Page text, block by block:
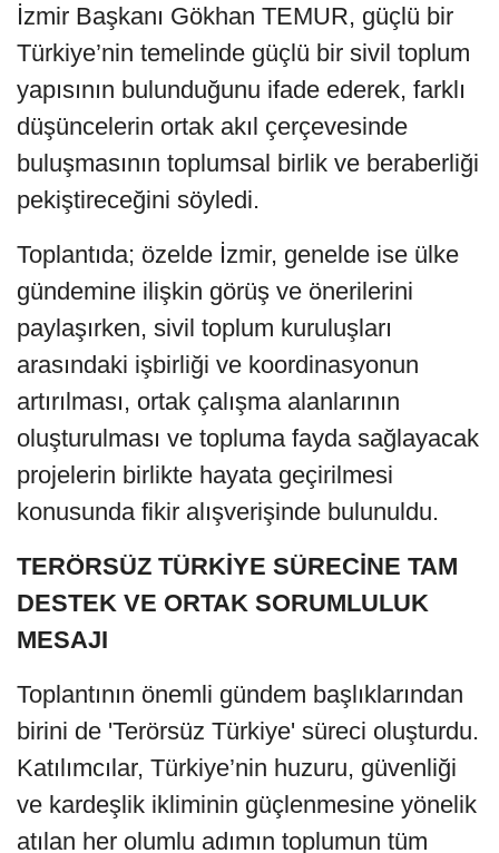
İzmir Başkanı Gökhan TEMUR, güçlü bir
Türkiye’nin temelinde güçlü bir sivil toplum
yapısının bulunduğunu ifade ederek, farklı
düşüncelerin ortak akıl çerçevesinde
buluşmasının toplumsal birlik ve beraberliği
pekiştireceğini söyledi.
Toplantıda; özelde İzmir, genelde ise ülke
gündemine ilişkin görüş ve önerilerini
paylaşırken, sivil toplum kuruluşları
arasındaki işbirliği ve koordinasyonun
artırılması, ortak çalışma alanlarının
oluşturulması ve topluma fayda sağlayacak
projelerin birlikte hayata geçirilmesi
konusunda fikir alışverişinde bulunuldu.
TERÖRSÜZ TÜRKİYE SÜRECİNE TAM
DESTEK VE ORTAK SORUMLULUK
MESAJI
Toplantının önemli gündem başlıklarından
birini de 'Terörsüz Türkiye' süreci oluşturdu.
Katılımcılar, Türkiye’nin huzuru, güvenliği
ve kardeşlik ikliminin güçlenmesine yönelik
atılan her olumlu adımın toplumun tüm